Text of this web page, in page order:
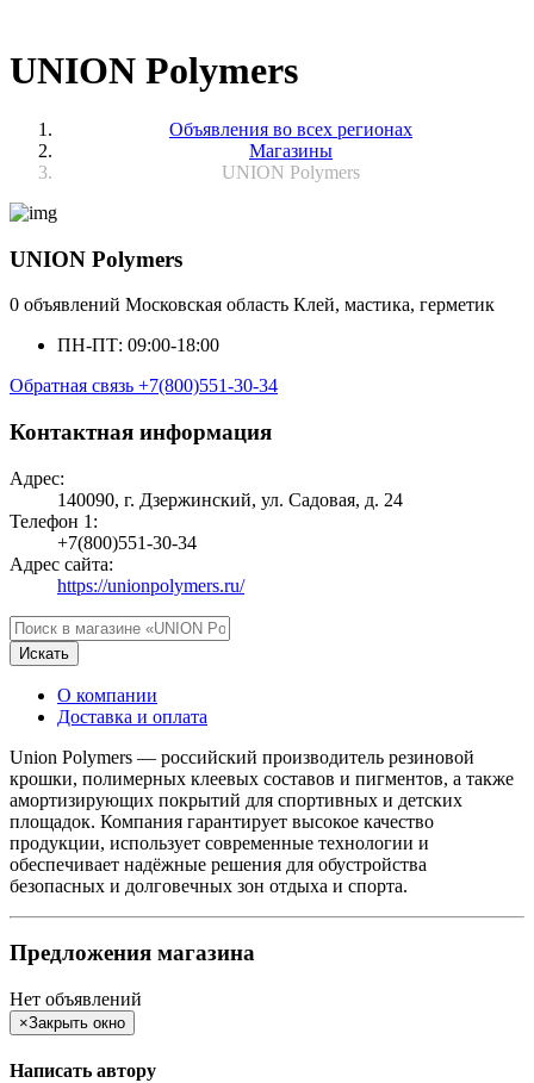
UNION Polymers
Объявления во всех регионах
Магазины
UNION Polymers
UNION Polymers
0 объявлений Московская область Клей, мастика, герметик
ПН-ПТ: 09:00-18:00
Обратная связь +7(800)551-30-34
Контактная информация
Адрес:
140090, г. Дзержинский, ул. Садовая, д. 24
Телефон 1:
+7(800)551-30-34
Адрес сайта:
https://unionpolymers.ru/
Искать
О компании
Доставка и оплата
Union Polymers — российский производитель резиновой
крошки, полимерных клеевых составов и пигментов, а также
амортизирующих покрытий для спортивных и детских
площадок. Компания гарантирует высокое качество
продукции, использует современные технологии и
обеспечивает надёжные решения для обустройства
безопасных и долговечных зон отдыха и спорта.
Предложения магазина
Нет объявлений
×Закрыть окно
Написать автору